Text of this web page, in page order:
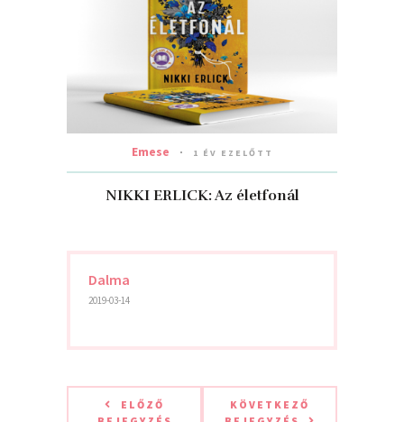
Emese 1 ÉV EZELŐTT
NIKKI ERLICK: Az életfonál
Dalma
2019-03-14
ELŐZŐ
KÖVETKEZŐ